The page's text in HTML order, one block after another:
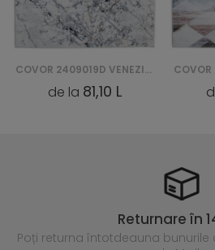
COVOR 2409019D VENEZIA PRINT
de la 81,10 L
Returnare în
Poți returna întotdeauna bunurile